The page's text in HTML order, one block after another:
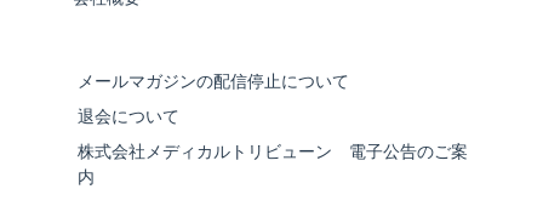
メールマガジンの配信停止について
退会について
株式会社メディカルトリビューン 電子公告のご案
内